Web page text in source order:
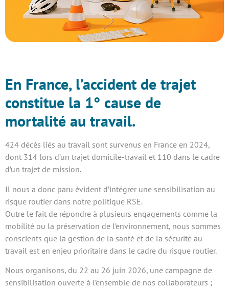
En France, l’accident de trajet
constitue la 1° cause de
mortalité au travail.
424 décès liés au travail sont survenus en France en 2024,
dont 314 lors d’un trajet domicile-travail et 110 dans le cadre
d’un trajet de mission.
Il nous a donc paru évident d’intégrer une sensibilisation au
risque routier dans notre politique RSE.
Outre le fait de répondre à plusieurs engagements comme la
mobilité ou la préservation de l’environnement, nous sommes
conscients que la gestion de la santé et de la sécurité au
travail est en enjeu prioritaire dans le cadre du risque routier.
Nous organisons, du 22 au 26 juin 2026, une campagne de
sensibilisation ouverte à l’ensemble de nos collaborateurs ;